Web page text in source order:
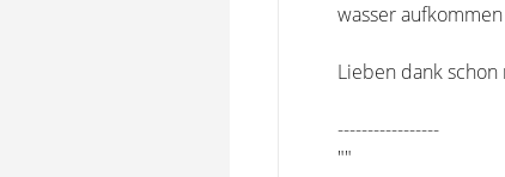
wasser
Lieben dank
-----------------
""